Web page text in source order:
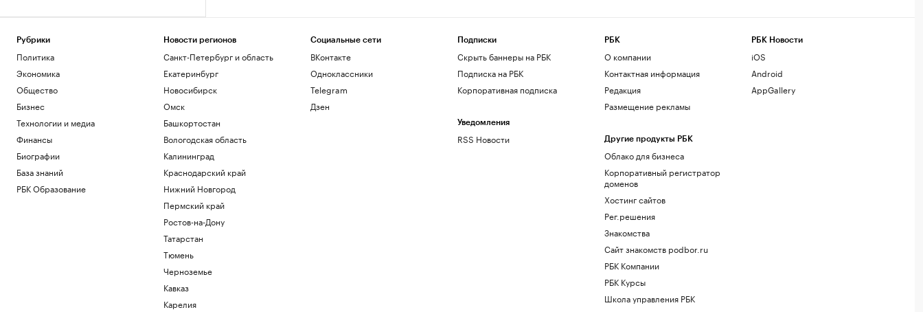
Рубрики
Политика
Экономика
Общество
Бизнес
Технологии и медиа
Финансы
Биографии
База знаний
РБК Образование
Новости регионов
Санкт-Петербург и область
Екатеринбург
Новосибирск
Омск
Башкортостан
Вологодская область
Калининград
Краснодарский край
Нижний Новгород
Пермский край
Ростов-на-Дону
Татарстан
Тюмень
Черноземье
Кавказ
Карелия
Социальные сети
ВКонтакте
Одноклассники
Telegram
Дзен
Подписки
Скрыть баннеры на РБК
Подписка на РБК
Корпоративная подписка
Уведомления
RSS Новости
РБК
О компании
Контактная информация
Редакция
Размещение рекламы
Другие продукты РБК
Облако для бизнеса
Корпоративный регистратор
доменов
Хостинг сайтов
Рег.решения
Знакомства
Сайт знакомств podbor.ru
РБК Компании
РБК Курсы
Школа управления РБК
РБК Новости
iOS
Android
AppGallery